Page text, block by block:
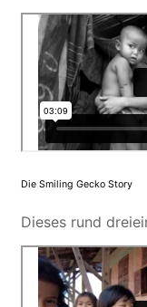
Die Smiling Gecko Story
Dieses rund